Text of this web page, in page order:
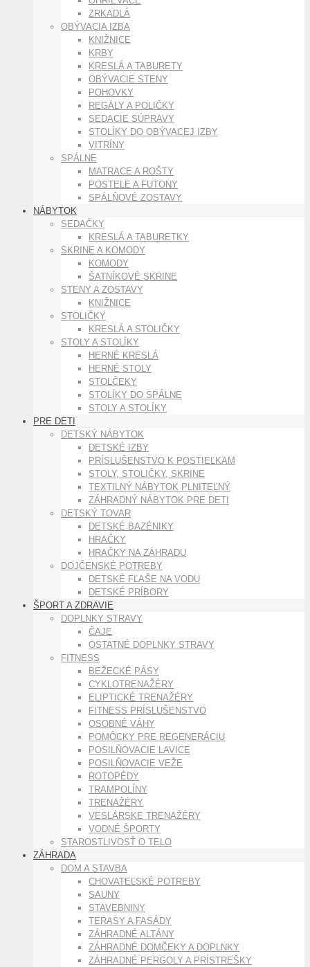
ZRKADLÁ
OBÝVACIA IZBA
KNIŽNICE
KRBY
KRESLÁ A TABURETY
OBÝVACIE STENY
POHOVKY
REGÁLY A POLIČKY
SEDACIE SÚPRAVY
STOLÍKY DO OBÝVACEJ IZBY
VITRÍNY
SPÁLNE
MATRACE A ROŠTY
POSTELE A FUTONY
SPÁLŇOVÉ ZOSTAVY
NÁBYTOK
SEDAČKY
KRESLÁ A TABURETKY
SKRINE A KOMODY
KOMODY
ŠATNÍKOVÉ SKRINE
STENY A ZOSTAVY
KNIŽNICE
STOLIČKY
KRESLÁ A STOLIČKY
STOLY A STOLÍKY
HERNÉ KRESLÁ
HERNÉ STOLY
STOLČEKY
STOLÍKY DO SPÁLNE
STOLY A STOLÍKY
PRE DETI
DETSKÝ NÁBYTOK
DETSKÉ IZBY
PRÍSLUŠENSTVO K POSTIEĽKAM
STOLY, STOLIČKY, SKRINE
TEXTILNÝ NÁBYTOK PLNITEĽNÝ
ZÁHRADNÝ NÁBYTOK PRE DETI
DETSKÝ TOVAR
DETSKÉ BAZÉNIKY
HRAČKY
HRAČKY NA ZÁHRADU
DOJČENSKÉ POTREBY
DETSKÉ FĽAŠE NA VODU
DETSKÉ PRÍBORY
ŠPORT A ZDRAVIE
DOPLNKY STRAVY
ČAJE
OSTATNÉ DOPLNKY STRAVY
FITNESS
BEŽECKÉ PÁSY
CYKLOTRENAŽÉRY
ELIPTICKÉ TRENAŽÉRY
FITNESS PRÍSLUŠENSTVO
OSOBNÉ VÁHY
POMÔCKY PRE REGENERÁCIU
POSILŇOVACIE LAVICE
POSILŇOVACIE VEŽE
ROTOPÉDY
TRAMPOLÍNY
TRENAŽÉRY
VESLÁRSKE TRENAŽÉRY
VODNÉ ŠPORTY
STAROSTLIVOSŤ O TELO
ZÁHRADA
DOM A STAVBA
CHOVATEĽSKÉ POTREBY
SAUNY
STAVEBNINY
TERASY A FASÁDY
ZÁHRADNÉ ALTÁNY
ZÁHRADNÉ DOMČEKY A DOPLNKY
ZÁHRADNÉ PERGOLY A PRÍSTREŠKY